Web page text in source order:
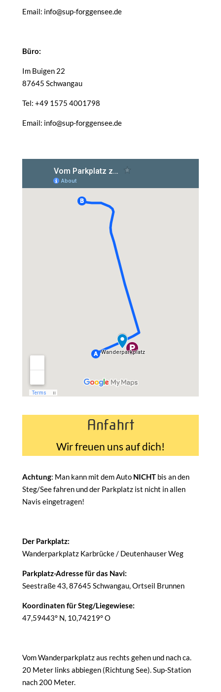
Email: info@sup-forggensee.de
Büro:
Im Buigen 22
87645 Schwangau
Tel: +49 1575 4001798
Email: info@sup-forggensee.de
Anfahrt
Wir freuen uns auf dich!
Achtung: Man kann mit dem Auto NICHT bis an den
Steg/See fahren und der Parkplatz ist nicht in allen
Navis eingetragen!
Der Parkplatz:
Wanderparkplatz Karbrücke / Deutenhauser Weg
Parkplatz-Adresse für das Navi:
Seestraße 43, 87645 Schwangau, Ortseil Brunnen
Koordinaten für Steg/Liegewiese:
47,59443° N, 10,74219° O
Vom Wanderparkplatz aus rechts gehen und nach ca.
20 Meter links abbiegen (Richtung See). Sup-Station
nach 200 Meter.